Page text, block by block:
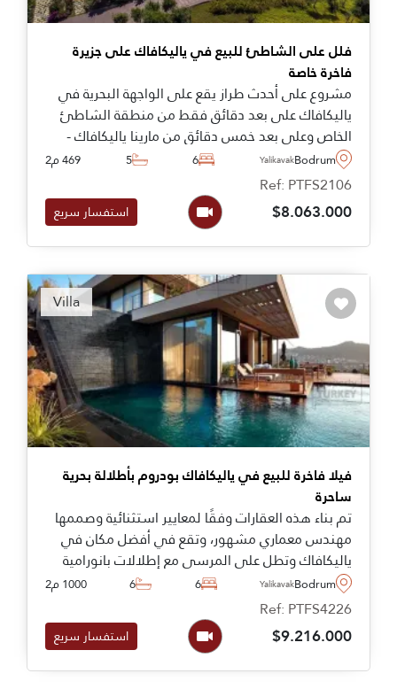
فلل على الشاطئ للبيع في ياليكافاك على جزيرة
فاخرة خاصة
مشروع على أحدث طراز يقع على الواجهة البحرية في
ياليكافاك على بعد دقائق فقط من منطقة الشاطئ
الخاص وعلى بعد خمس دقائق من مارينا ياليكافاك -
يمكن القول إن هذا هو أفضل مجمع متاح حاليًا في
بودروم.
Bodrum
Yalikavak
6
5 469 م2
Ref: PTFS2106
$8.063.000 استفسار سريع
Villa
Recommended
فيلا فاخرة للبيع في ياليكافاك بودروم بأطلالة بحرية
ساحرة
تم بناء هذه العقارات وفقًا لمعايير استثنائية وصممها
مهندس معماري مشهور، وتقع في أفضل مكان في
ياليكافاك وتطل على المرسى مع إطلالات بانورامية
مذهلة تمتد إلى أبعد ما يمكن للعين أن تراه.
Bodrum
Yalikavak
6
6 1000 م2
Ref: PTFS4226
$9.216.000 استفسار سريع